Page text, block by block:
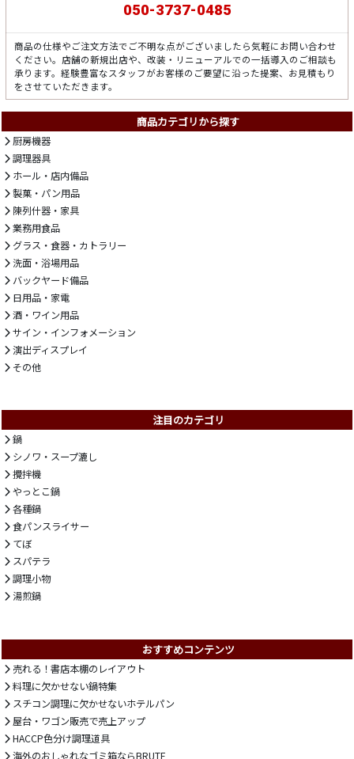
050-3737-0485
商品の仕様やご注文方法でご不明な点がございましたら気軽にお問い合わせ
ください。店舗の新規出店や、改装・リニューアルでの一括導入のご相談も
承ります。経験豊富なスタッフがお客様のご要望に沿った提案、お見積もり
をさせていただきます。
商品カテゴリから探す
厨房機器
調理器具
ホール・店内備品
製菓・パン用品
陳列什器・家具
業務用食品
グラス・食器・カトラリー
洗面・浴場用品
バックヤード備品
日用品・家電
酒・ワイン用品
サイン・インフォメーション
演出ディスプレイ
その他
注目のカテゴリ
鍋
シノワ・スープ漉し
攪拌機
やっとこ鍋
各種鍋
食パンスライサー
てぼ
スパテラ
調理小物
湯煎鍋
おすすめコンテンツ
売れる！書店本棚のレイアウト
料理に欠かせない鍋特集
スチコン調理に欠かせないホテルパン
屋台・ワゴン販売で売上アップ
HACCP色分け調理道具
海外のおしゃれなゴミ箱ならBRUTE